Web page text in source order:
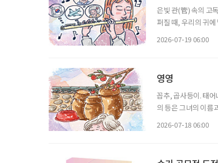
은빛 관(管) 속의 고
퍼질 때, 우리의 귀
2026-07-19 06:00
영영
꼽추, 곱사등이. 태어나 처음으로
의 등은 그녀의 이름
2026-07-18 06:00